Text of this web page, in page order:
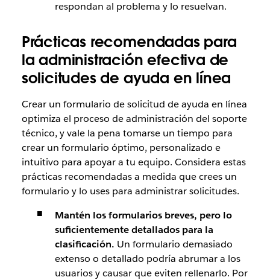
respondan al problema y lo resuelvan.
Prácticas recomendadas para
la administración efectiva de
solicitudes de ayuda en línea
Crear un formulario de solicitud de ayuda en línea
optimiza el proceso de administración del soporte
técnico, y vale la pena tomarse un tiempo para
crear un formulario óptimo, personalizado e
intuitivo para apoyar a tu equipo. Considera estas
prácticas recomendadas a medida que crees un
formulario y lo uses para administrar solicitudes.
Mantén los formularios breves, pero lo
suficientemente detallados para la
clasificación. Un formulario demasiado
extenso o detallado podría abrumar a los
usuarios y causar que eviten rellenarlo. Por